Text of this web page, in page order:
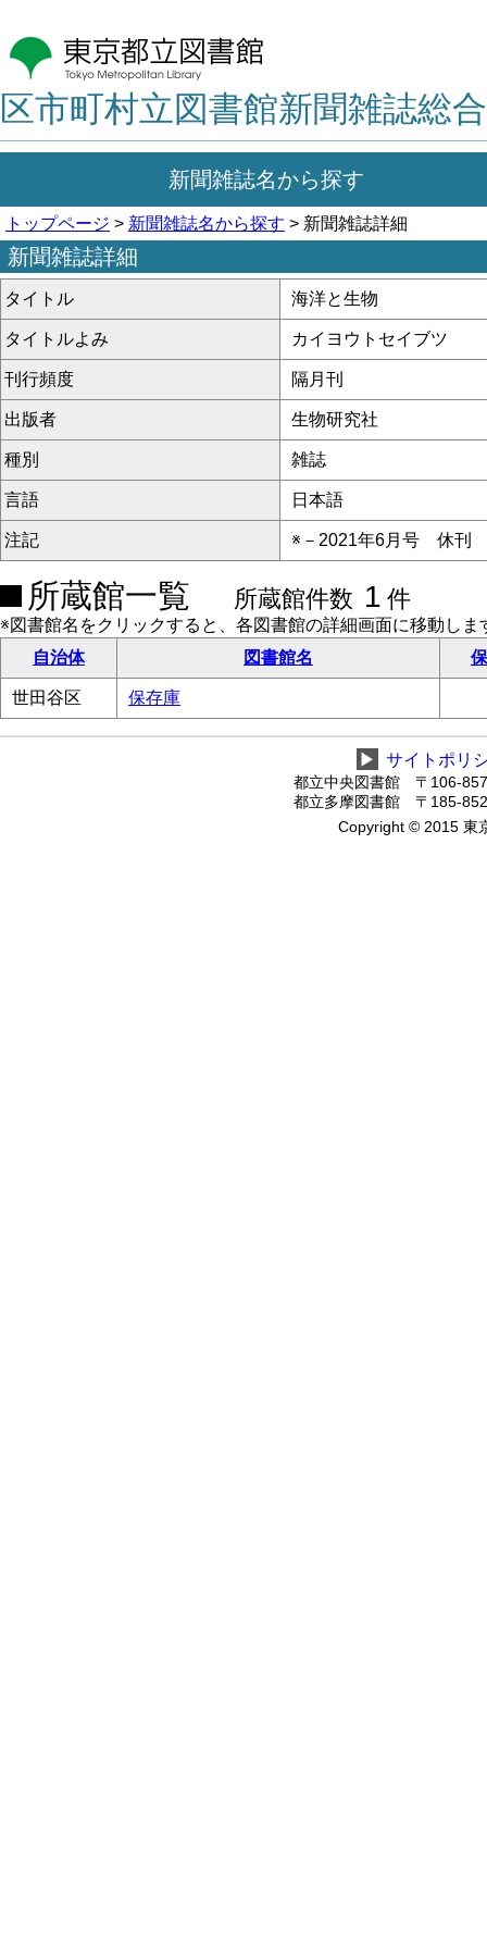
区市町村立図書館新聞雑誌総
新聞雑誌名から探す
トップページ > 新聞雑誌名から探す > 新聞雑誌詳細
新聞雑誌詳細
タイトル 海洋と生物
タイトルよみ カイヨウトセイブツ
刊行頻度 隔月刊
出版者 生物研究社
種別 雑誌
言語 日本語
注記 ※－2021年6月号 休刊
所蔵館一覧 所蔵館件数 1 件
※図書館名をクリックすると、各図書館の詳細画面に移動しま
自治体
図書館名
世田谷区 保存庫
▶ サイトポリ
都立中央図書館 〒106-
都立多摩図書館 〒185-
Copyright © 2015 東